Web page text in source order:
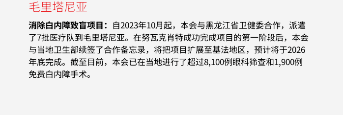
毛里塔尼亚
消除白内障致盲项目： 自2023年10月起，本会与黑龙江省卫健委合作，派遣
了7批医疗队到毛里塔尼亚。在努瓦克肖特成功完成项目的第一阶段后，本会
与当地卫生部续签了合作备忘录，将把项目扩展至基法地区，预计将于2026
年底完成。截至目前，本会已在当地进行了超过8,100例眼科筛查和1,900例
免费白内障手术。